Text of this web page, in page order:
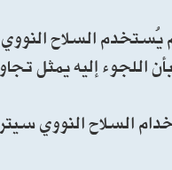
السلاح
السلاح النووي